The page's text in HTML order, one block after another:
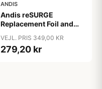
ANDIS
Andis reSURGE
Replacement Foil and
VEJL. PRIS 349,00 KR
279,20 kr